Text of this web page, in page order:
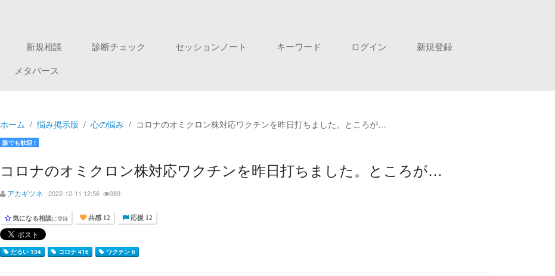
新規相談 診断チェック セッションノート キーワード ログイン
新規登録
メタバース
ホーム 悩み掲示版 心の悩み コロナのオミクロン株対応ワクチンを昨日打ちました。ところが…
誰でも歓迎 !
コロナのオミクロン株対応ワクチンを昨日打ちました。ところが…
アカギツネ 2022-12-11 12:56 389
気になる相談に登録 共感 12 応援 12
だるい 134 コロナ 416 ワクチン 6